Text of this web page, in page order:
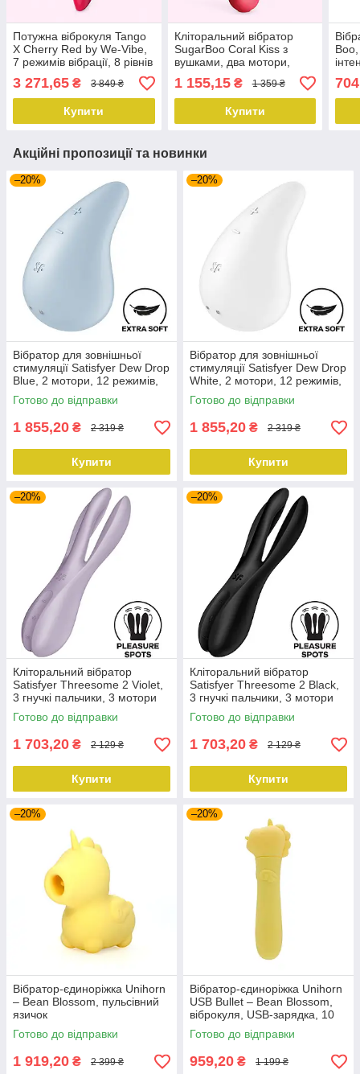
Потужна віброкуля Tango
X Cherry Red by We-Vibe,
7 режимів вібрації, 8 рівнів
інтенсивності
3 271,65 ₴ 3 849 ₴
Купити
Кліторальний вібратор
SugarBoo Coral Kiss з
вушками, два мотори,
робота від батарейок (у
комплекті)
1 155,15₴ 1 359 ₴
Купити
Boo,
Акційні пропозиції та новинки
–20%
Вібратор для зовнішньої
стимуляції Satisfyer Dew Drop
Blue, 2 мотори, 12 режимів,
м’який корпус
Готово до відправки
1 855,20 ₴ 2 319 ₴
Купити
–20%
Вібратор для зовнішньої
стимуляції Satisfyer Dew Drop
White, 2 мотори, 12 режимів,
м’який корпус
Готово до відправки
1 855,20 ₴ 2 319 ₴
Купити
–20%
Кліторальний вібратор
Satisfyer Threesome 2 Violet,
3 гнучкі пальчики, 3 мотори
Готово до відправки
1 703,20 ₴ 2 129 ₴
Купити
–20%
Кліторальний вібратор
Satisfyer Threesome 2 Black,
3 гнучкі пальчики, 3 мотори
Готово до відправки
1 703,20 ₴ 2 129 ₴
Купити
–20%
Вібратор-єдиноріжка Unihorn
– Bean Blossom, пульсівний
язичок
Готово до відправки
1 919,20 ₴ 2 399 ₴
–20%
Вібратор-єдиноріжка Unihorn
USB Bullet – Bean Blossom,
віброкуля, USB-зарядка, 10
режимів
Готово до відправки
959,20 ₴ 1 199 ₴